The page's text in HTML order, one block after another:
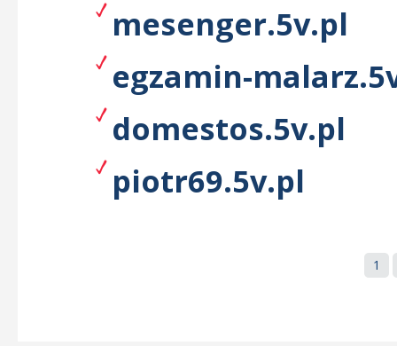
mesenger.5v.pl
egzamin-
domestos.5v.pl
piotr69.5v.pl
1